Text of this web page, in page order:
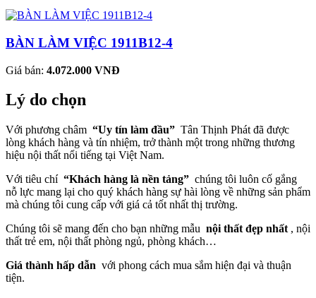
BÀN LÀM VIỆC 1911B12-4
Giá bán: 4.072.000 VNĐ
Lý do chọn
Với phương châm “Uy tín làm đầu” Tân Thịnh Phát đã được
lòng khách hàng và tín nhiệm, trở thành một trong những thương
hiệu nội thất nổi tiếng tại Việt Nam.
Với tiêu chí “Khách hàng là nền tảng” chúng tôi luôn cố gắng
nỗ lực mang lại cho quý khách hàng sự hài lòng về những sản phẩm
mà chúng tôi cung cấp với giá cả tốt nhất thị trường.
Chúng tôi sẽ mang đến cho bạn những mẫu nội thất đẹp nhất , nội
thất trẻ em, nội thất phòng ngủ, phòng khách…
Giá thành hấp dẫn với phong cách mua sắm hiện đại và thuận
tiện.